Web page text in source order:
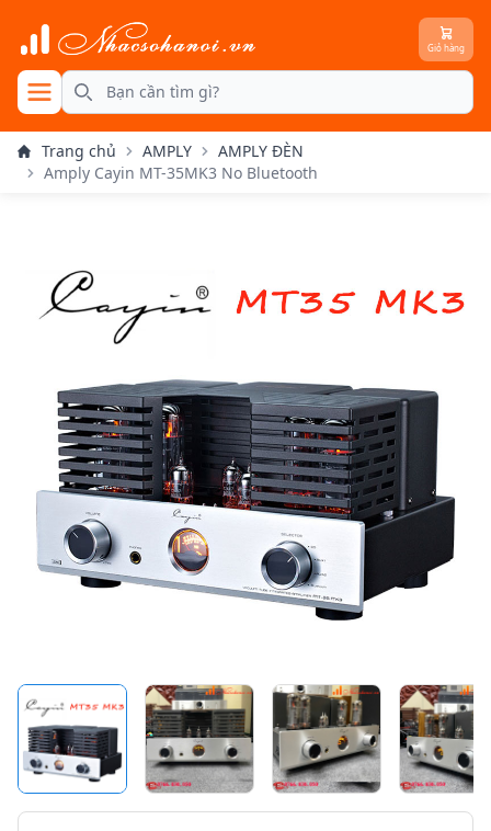
Search
Giỏ hàng
menu
Trang chủ AMPLY
AMPLY ĐÈN
Amply Cayin MT-35MK3 No Bluetooth